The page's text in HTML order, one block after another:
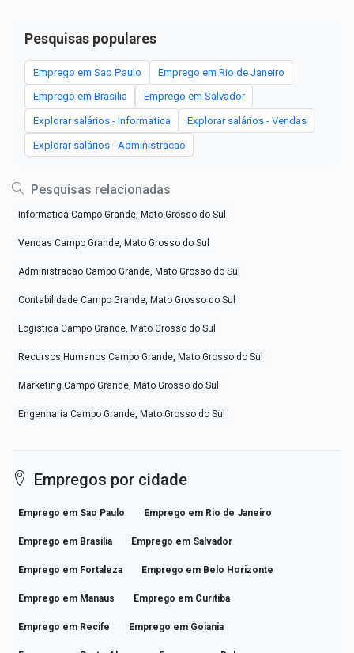
Pesquisas populares
Emprego em Sao Paulo Emprego em Rio de Janeiro
Emprego em Brasilia Emprego em Salvador
Explorar salários - Informatica Explorar salários - Vendas
Explorar salários - Administracao
Pesquisas relacionadas
Informatica Campo Grande, Mato Grosso do Sul
Vendas Campo Grande, Mato Grosso do Sul
Administracao Campo Grande, Mato Grosso do Sul
Contabilidade Campo Grande, Mato Grosso do Sul
Logistica Campo Grande, Mato Grosso do Sul
Recursos Humanos Campo Grande, Mato Grosso do Sul
Marketing Campo Grande, Mato Grosso do Sul
Engenharia Campo Grande, Mato Grosso do Sul
Empregos por cidade
Emprego em Sao Paulo Emprego em Rio de Janeiro
Emprego em Brasilia Emprego em Salvador
Emprego em Fortaleza Emprego em Belo Horizonte
Emprego em Manaus Emprego em Curitiba
Emprego em Recife Emprego em Goiania